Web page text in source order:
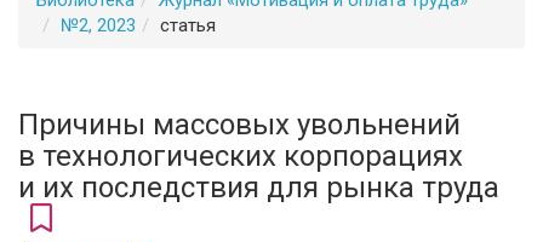
№2, 2023
статья
Причины массовых увольнений
в технологических корпорациях
и их последствия для рынка труда